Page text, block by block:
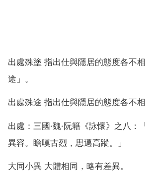
出處殊塗 指出仕與隱居的態度各不
途」。
出處殊途 指出仕與隱居的態度各不相
出處：三國·魏·阮籍《詠懷》之八：
異容。瞻嘆古烈，思邁高蹤。」
大同小異 大體相同，略有差異。